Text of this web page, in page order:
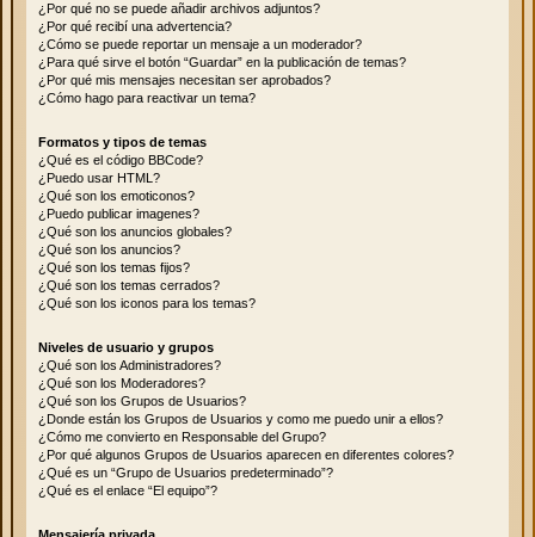
¿Por qué no se puede añadir archivos adjuntos?
¿Por qué recibí una advertencia?
¿Cómo se puede reportar un mensaje a un moderador?
¿Para qué sirve el botón “Guardar” en la publicación de temas?
¿Por qué mis mensajes necesitan ser aprobados?
¿Cómo hago para reactivar un tema?
Formatos y tipos de temas
¿Qué es el código BBCode?
¿Puedo usar HTML?
¿Qué son los emoticonos?
¿Puedo publicar imagenes?
¿Qué son los anuncios globales?
¿Qué son los anuncios?
¿Qué son los temas fijos?
¿Qué son los temas cerrados?
¿Qué son los iconos para los temas?
Niveles de usuario y grupos
¿Qué son los Administradores?
¿Qué son los Moderadores?
¿Qué son los Grupos de Usuarios?
¿Donde están los Grupos de Usuarios y como me puedo unir a ellos?
¿Cómo me convierto en Responsable del Grupo?
¿Por qué algunos Grupos de Usuarios aparecen en diferentes colores?
¿Qué es un “Grupo de Usuarios predeterminado”?
¿Qué es el enlace “El equipo”?